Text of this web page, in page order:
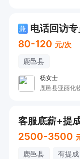
兼 电话回访专
80-120 元/次
鹿邑县
杨女士
鹿邑县亚丽化
客服底薪+提
2500-3500
鹿邑县 有提成